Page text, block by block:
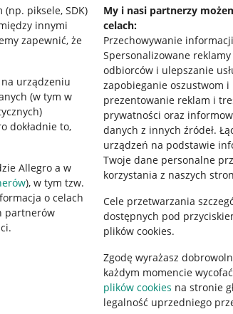
(np. piksele, SDK)
innymi
zapewnić, że
urządzeniu
(w tym w
dokładnie to,
Allegro a w
), w tym tzw.
o celach
partnerów
My i nasi partnerzy
celach:
Przechowywanie
Spersonalizowane
odbiorców i ulepszanie
zapobieganie oszustwom
prezentowanie reklam i
prywatności oraz
danych z innych źródeł.
urządzeń na podstawie
Twoje dane personalne
korzystania z naszych stron
Cele przetwarzania
dostępnych pod
plików cookies.
Zgodę wyrażasz
każdym momencie
plików cookies na stronie
legalność uprzedniego
plików "cookies"
plików "cookies"
Udostępnianie lokalizacji
Informacje dla Aktu o Usługach Cyfrowych